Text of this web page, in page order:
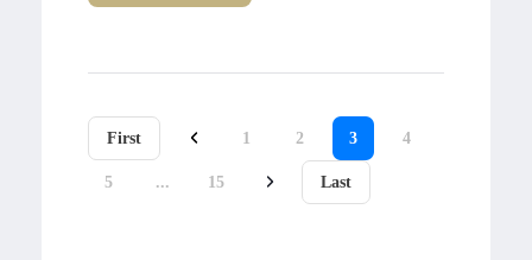
First 1 2 3 4
5 ... 15 Last